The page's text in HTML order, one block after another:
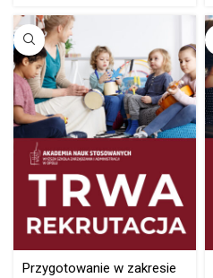
Przygotowanie w zakresie